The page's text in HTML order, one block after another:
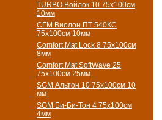
TURBO Войлок 10 75х100см
10мм
СГМ Виолон ПТ 540КС
75х100см 10мм
Comfort Mat Lock 8 75х100см
8мм
Comfort Mat SoftWave 25
75х100см 25мм
SGM Альтон 10 75x100см 10
мм
SGM Би-Би-Тон 4 75х100см
4мм